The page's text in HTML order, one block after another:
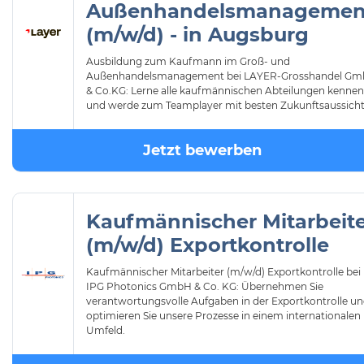
(m/w/d) - in Augsburg
Ausbildung zum Kaufmann im Groß- und
Außenhandelsmanagement bei LAYER-Grosshandel
& Co.KG: Lerne alle kaufmännischen Abteilungen kennen
und werde zum Teamplayer mit besten
Jetzt bewerben
Kaufmännischer
(m/w/d) Exportkontrolle
Kaufmännischer Mitarbeiter (m/w/d) Exportkontrolle bei
IPG Photonics GmbH & Co. KG: Übernehmen Sie
verantwortungsvolle Aufgaben in der Exportkontrolle
optimieren Sie unsere Prozesse in einem internationalen
Umfeld.